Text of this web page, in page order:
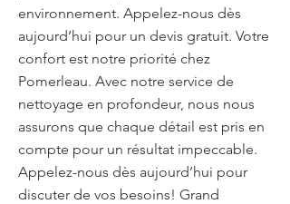
environnement. Appelez-nous dès
aujourd’hui pour un devis gratuit. Votre
confort est notre priorité chez
Pomerleau. Avec notre service de
nettoyage en profondeur, nous nous
assurons que chaque détail est pris en
compte pour un résultat impeccable.
Appelez-nous dès aujourd’hui pour
discuter de vos besoins! Grand